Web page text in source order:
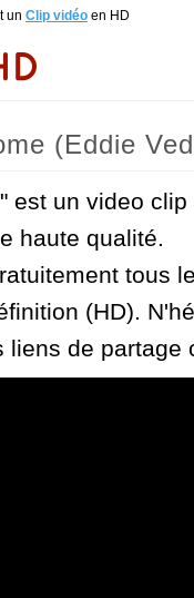
un Clip vidéo en HD
(Eddie
est un video
haute qualité.
tous
(HD).
liens de partage